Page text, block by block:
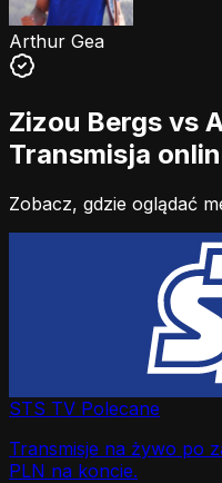
Arthur Gea
Zizou Bergs vs
Transmisja
Zobacz, gdzie oglądać
STS TV Polecane
Transmisje na żywo po
PLN na koncie.